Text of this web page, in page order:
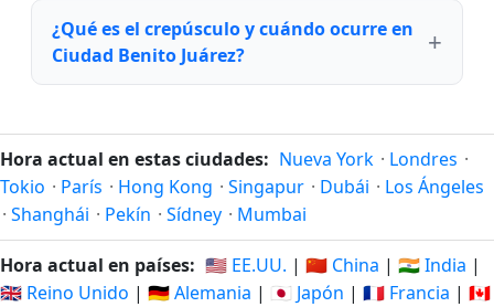
¿Qué es el crepúsculo y cuándo ocurre en
Ciudad Benito Juárez?
Hora actual en estas ciudades: Nueva York · Londres ·
Tokio · París · Hong Kong · Singapur · Dubái · Los Ángeles
· Shanghái · Pekín · Sídney · Mumbai
Hora actual en países: 🇺🇸 EE.UU. | 🇨🇳 China | 🇮🇳 India |
🇬🇧 Reino Unido | 🇩🇪 Alemania | 🇯🇵 Japón | 🇫🇷 Francia | 🇨🇦